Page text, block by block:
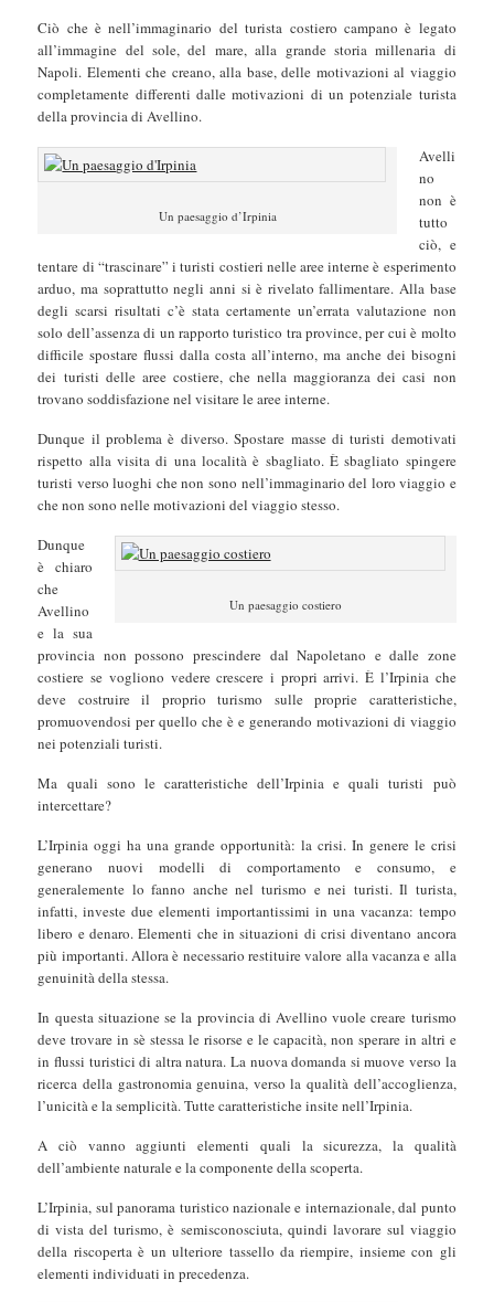
Ciò che è nell’immaginario del turista costiero campano è legato
all’immagine del sole, del mare, alla grande storia millenaria di
Napoli. Elementi che creano, alla base, delle motivazioni al viaggio
completamente differenti dalle motivazioni di un potenziale turista
della provincia di Avellino.
Un paesaggio d’Irpinia
Avelli
no
non è
tutto
ciò, e
tentare di “trascinare” i turisti costieri nelle aree interne è esperimento
arduo, ma soprattutto negli anni si è rivelato fallimentare. Alla base
degli scarsi risultati c’è stata certamente un’errata valutazione non
solo dell’assenza di un rapporto turistico tra province, per cui è molto
difficile spostare flussi dalla costa all’interno, ma anche dei bisogni
dei turisti delle aree costiere, che nella maggioranza dei casi non
trovano soddisfazione nel visitare le aree interne.
Dunque il problema è diverso. Spostare masse di turisti demotivati
rispetto alla visita di una località è sbagliato. È sbagliato spingere
turisti verso luoghi che non sono nell’immaginario del loro viaggio e
che non sono nelle motivazioni del viaggio stesso.
Un paesaggio costiero
Dunque
è chiaro
che
Avellino
e la sua
provincia non possono prescindere dal Napoletano e dalle zone
costiere se vogliono vedere crescere i propri arrivi. È l’Irpinia che
deve costruire il proprio turismo sulle proprie caratteristiche,
promuovendosi per quello che è e generando motivazioni di viaggio
nei potenziali turisti.
Ma quali sono le caratteristiche dell’Irpinia e quali turisti può
intercettare?
L’Irpinia oggi ha una grande opportunità: la crisi. In genere le crisi
generano nuovi modelli di comportamento e consumo, e
generalemente lo fanno anche nel turismo e nei turisti. Il turista,
infatti, investe due elementi importantissimi in una vacanza: tempo
libero e denaro. Elementi che in situazioni di crisi diventano ancora
più importanti. Allora è necessario restituire valore alla vacanza e alla
genuinità della stessa.
In questa situazione se la provincia di Avellino vuole creare turismo
deve trovare in sè stessa le risorse e le capacità, non sperare in altri e
in flussi turistici di altra natura. La nuova domanda si muove verso la
ricerca della gastronomia genuina, verso la qualità dell’accoglienza,
l’unicità e la semplicità. Tutte caratteristiche insite nell’Irpinia.
A ciò vanno aggiunti elementi quali la sicurezza, la qualità
dell’ambiente naturale e la componente della scoperta.
L’Irpinia, sul panorama turistico nazionale e internazionale, dal punto
di vista del turismo, è semisconosciuta, quindi lavorare sul viaggio
della riscoperta è un ulteriore tassello da riempire, insieme con gli
elementi individuati in precedenza.